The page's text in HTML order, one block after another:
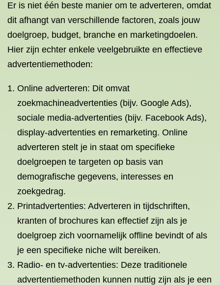
Er is niet één beste manier om te adverteren, omdat
dit afhangt van verschillende factoren, zoals jouw
doelgroep, budget, branche en marketingdoelen.
Hier zijn echter enkele veelgebruikte en effectieve
advertentiemethoden:
Online adverteren: Dit omvat
zoekmachineadvertenties (bijv. Google Ads),
sociale media-advertenties (bijv. Facebook Ads),
display-advertenties en remarketing. Online
adverteren stelt je in staat om specifieke
doelgroepen te targeten op basis van
demografische gegevens, interesses en
zoekgedrag.
Printadvertenties: Adverteren in tijdschriften,
kranten of brochures kan effectief zijn als je
doelgroep zich voornamelijk offline bevindt of als
je een specifieke niche wilt bereiken.
Radio- en tv-advertenties: Deze traditionele
advertentiemethoden kunnen nuttig zijn als je een